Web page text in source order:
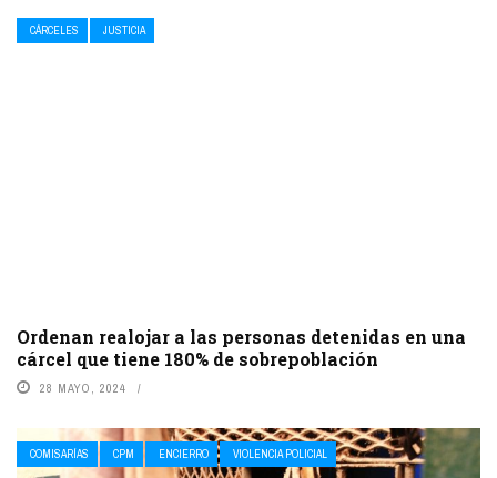
CÁRCELES JUSTICIA
Ordenan realojar a las personas detenidas en una
cárcel que tiene 180% de sobrepoblación
28 MAYO, 2024
COMISARÍAS CPM ENCIERRO VIOLENCIA POLICIAL